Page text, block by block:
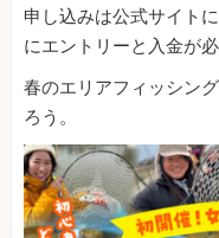
申し込みは公式サイト
にエントリーと入金が必
春のエリアフィッシン
ろう。